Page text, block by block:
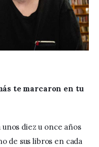
te marcaron en tu
diez u once años
de sus libros en cada